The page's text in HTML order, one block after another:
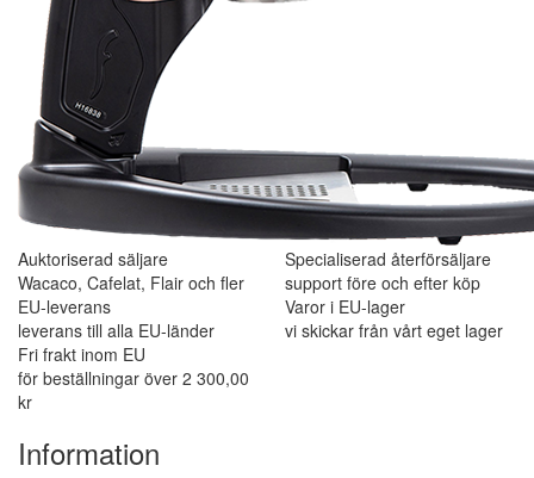
Auktoriserad säljare
Wacaco, Cafelat, Flair och fler
Specialiserad återförsäljare
support före och efter köp
EU-leverans
leverans till alla EU-länder
Varor i EU-lager
vi skickar från vårt eget lager
Fri frakt inom EU
för beställningar över 2 300,00
kr
Information